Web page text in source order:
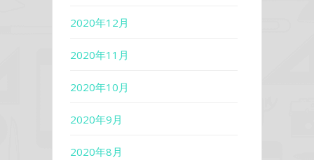
2020年12月
2020年11月
2020年10月
2020年9月
2020年8月